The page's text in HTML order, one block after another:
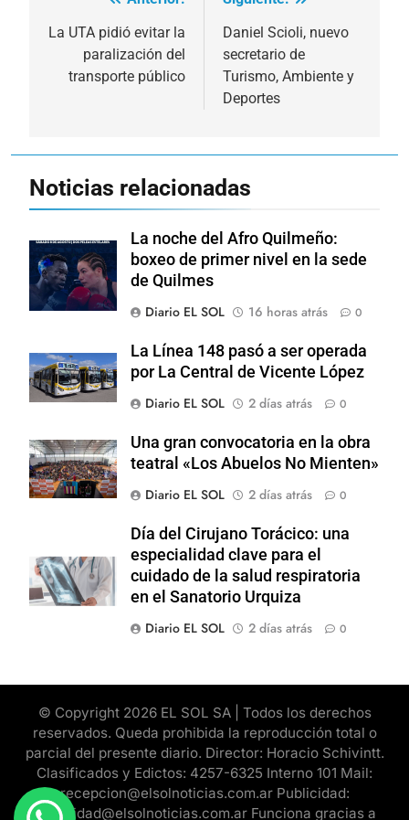
de
entradas
La UTA pidió evitar la
paralización del
transporte público
Daniel Scioli, nuevo
secretario de
Turismo, Ambiente y
Deportes
Noticias relacionadas
La noche del Afro Quilmeño:
boxeo de primer nivel en la sede
de Quilmes
Diario EL SOL
16 horas atrás 0
La Línea 148 pasó a ser operada
por La Central de Vicente López
Diario EL SOL
2 días atrás 0
Una gran convocatoria en la obra
teatral «Los Abuelos No Mienten»
Diario EL SOL
2 días atrás 0
Día del Cirujano Torácico: una
especialidad clave para el
cuidado de la salud respiratoria
en el Sanatorio Urquiza
Diario EL SOL
2 días atrás 0
© Copyright 2026 EL SOL SA | Todos los derechos
reservados. Queda prohibida la reproducción total o
parcial del presente diario. Director: Horacio Schivintt.
Clasificados y Edictos: 4257-6325 Interno 101 Mail:
recepcion@elsolnoticias.com.ar Publicidad:
publicidad@elsolnoticias.com.ar Funciona gracias a